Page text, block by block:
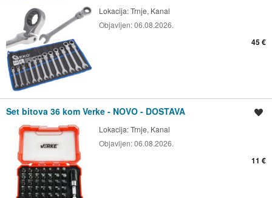
Lokacija:Trnje, Kanal
Objavljen:06.08.2026.
45 €
Set bitova 36 kom Verke - NOVO - DOSTAVA
Lokacija:Trnje, Kanal
Objavljen:06.08.2026.
11 €